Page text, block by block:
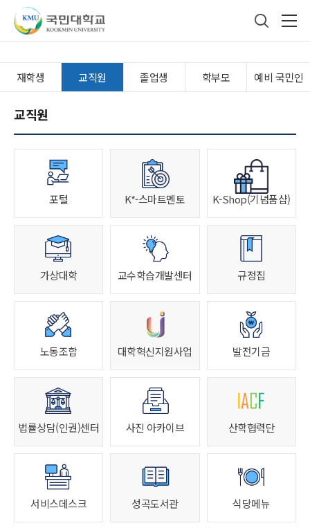
국민대학교
재학생 교직원 졸업생 학부모 예비 국민인
교직원
포털 K*-스마트멘토 K-Shop(기념품샵)
가상대학 교수학습개발센터 규정집
노동조합 대학혁신지원사업 발전기금
법률상담(인권)센터 사진 아카이브 산학협력단
서비스데스크 성곡도서관 식당메뉴